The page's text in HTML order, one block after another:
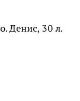
Денис, 30 л.